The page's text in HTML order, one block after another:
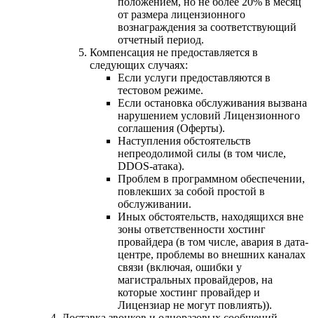
от размера лицензионного
вознаграждения за соответствующий
отчетный период.
Компенсация не предоставляется в
следующих случаях:
Если услуги предоставляются в
тестовом режиме.
Если остановка обслуживания вызвана
нарушением условий Лицензионного
соглашения (Оферты).
Наступления обстоятельств
непреодолимой силы (в том числе,
DDOS-атака).
Проблем в программном обеспечении,
повлекших за собой простой в
обслуживании.
Иных обстоятельств, находящихся вне
зоны ответственности хостинг
провайдера (в том числе, авария в дата-
центре, проблемы во внешних каналах
связи (включая, ошибки у
магистральных провайдеров, на
которые хостинг провайдер и
Лицензиар не могут повлиять)).